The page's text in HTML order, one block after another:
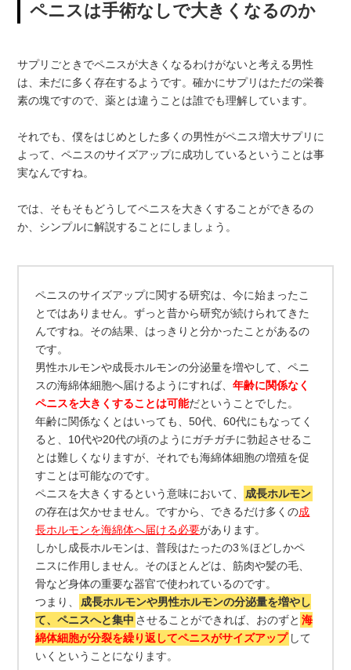
ペニスは手術なしで大きくなるのか
サプリごときでペニスが大きくなるわけがないと考える男性
は、未だに多く存在するようです。確かにサプリはただの栄養
素の塊ですので、薬とは違うことは誰でも理解しています。
それでも、僕をはじめとした多くの男性がペニス増大サプリに
よって、ペニスのサイズアップに成功しているということは事
実なんですね。
では、そもそもどうしてペニスを大きくすることができるの
か、シンプルに解説することにしましょう。
ペニスのサイズアップに関する研究は、今に始まったこ
とではありません。ずっと昔から研究が続けられてきた
んですね。その結果、はっきりと分かったことがあるの
です。
男性ホルモンや成長ホルモンの分泌量を増やして、ペニ
スの海綿体細胞へ届けるようにすれば、年齢に関係なく
ペニスを大きくすることは可能だということでした。
年齢に関係なくとはいっても、50代、60代にもなってく
ると、10代や20代の頃のようにガチガチに勃起させるこ
とは難しくなりますが、それでも海綿体細胞の増殖を促
すことは可能なのです。
ペニスを大きくするという意味において、
成長ホルモン
の存在は欠かせません。ですから、できるだけ多くの成
長ホルモンを海綿体へ届ける必要があります。
しかし成長ホルモンは、普段はたったの3％ほどしかペ
ニスに作用しません。そのほとんどは、筋肉や髪の毛、
骨など身体の重要な器官で使われているのです。
つまり、
成長ホルモンや男性ホルモンの分泌量を増やし
て、ペニスへと集中 させることができれば、おのずと 海
綿体細胞が分裂を繰り返してペニスがサイズアップ して
いくということになります。